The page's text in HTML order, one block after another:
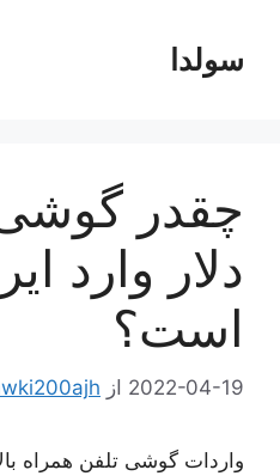
محتواسولدا
دلار وارد
است؟
2022-04-19 از